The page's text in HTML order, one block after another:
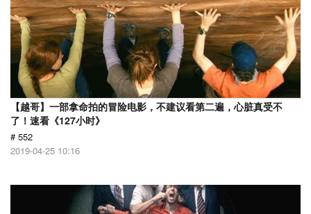
【越哥】一部拿命拍的冒险电影，不建议看第二遍，心脏真受不
了！速看《127小时》
# 552
2019-04-25 10:16